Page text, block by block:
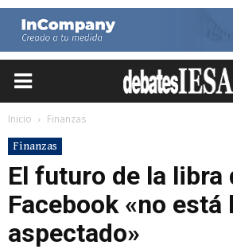
Inicio
Finanzas
Finanzas
El futuro de la libra
Facebook «no está
aspectado»